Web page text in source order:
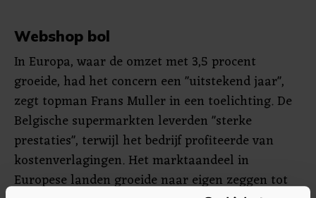
Webshop bol
In Europa, waar de omzet met 3,5 procent
groeide, had het concern een "uitstekend jaar",
zegt topman Frans Muller in een toelichting. De
Belgische supermarkten leverden "sterke
prestaties", terwijl het bedrijf profiteerde van
kostenverlagingen. Het marktaandeel in
Europese landen groeide naar eigen zeggen tot